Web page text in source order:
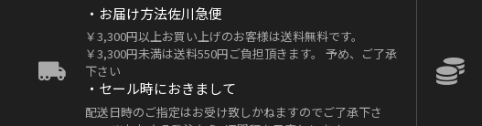
・お届け方法佐川急便
￥3,300円以上お買い上げのお客様は送料無料です。
￥3,300円未満は送料550円ご負担頂きます。 予め、ご了承
下さい
・セール時におきまして
配送日時のご指定はお受け致しかねますのでご了承下さ